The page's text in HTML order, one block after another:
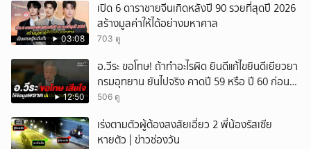
03:08
เปิด 6 ดาราชายจีนเกิดหลังปี 90 รวยที่สุดปี 2026
สร้างมูลค่าให้ได้อย่างมหาศาล
703 ดู
12:50
อ.วีระ ขอโทษ! ถ้าทำอะไรผิด ยินดีแก้ไขยินดีเยียวยา
กรมอุทยาน ยันไปจริง คาดปี 59 หรือ ปี 60 ก่อน
ปิดให้พัก
506 ดู
เร่งตามตัวผู้ต้องสงสัยเอี่ยว 2 พี่น้องรัสเซีย
หายตัว | ข่าวช่องวัน